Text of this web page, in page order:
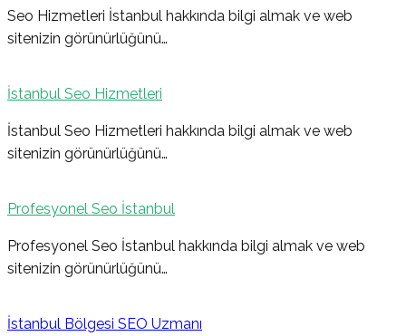
Seo Hizmetleri İstanbul hakkında bilgi almak ve web
sitenizin görünürlüğünü…
İstanbul Seo Hizmetleri
İstanbul Seo Hizmetleri hakkında bilgi almak ve web
sitenizin görünürlüğünü…
Profesyonel Seo İstanbul
Profesyonel Seo İstanbul hakkında bilgi almak ve web
sitenizin görünürlüğünü…
İstanbul Bölgesi SEO Uzmanı